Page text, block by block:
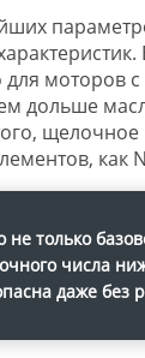
моторов
дольше
как
не только
числа
даже без